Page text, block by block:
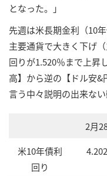
となった。」
先週は米長期金利（10
主要通貨で大きく下げ
回りが1.520％まで上昇
高】から逆の【ドル安
言う中々説明の出来な
2月
米10年債利
回り